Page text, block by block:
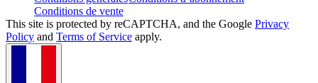
Conditions de vente
This site is protected by reCAPTCHA, and the Google Privacy
Policy and Terms of Service apply.